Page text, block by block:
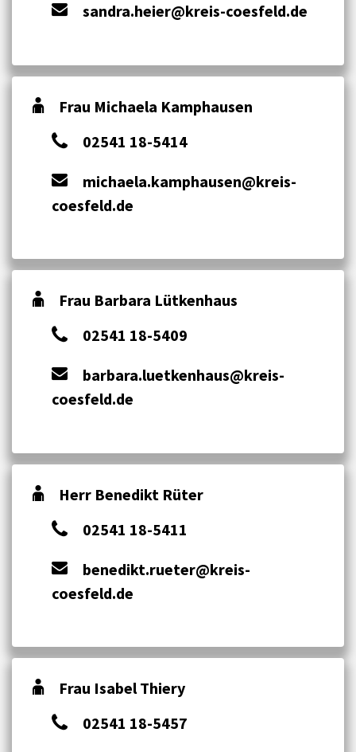
sandra.heier@kreis-coesfeld.de
Frau Michaela Kamphausen
02541 18-5414
michaela.kamphausen@kreis-
coesfeld.de
Frau Barbara Lütkenhaus
02541 18-5409
barbara.luetkenhaus@kreis-
coesfeld.de
Herr Benedikt Rüter
02541 18-5411
benedikt.rueter@kreis-
coesfeld.de
Frau Isabel Thiery
02541 18-5457